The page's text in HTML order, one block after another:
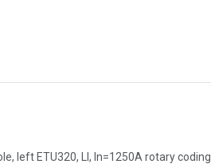
left ETU320, LI, In=1250A rotary coding